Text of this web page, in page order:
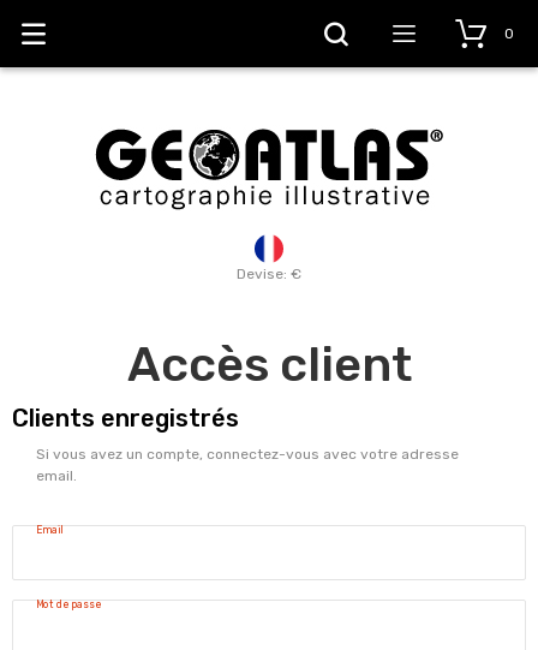
Devise: €
0
Accès client
Clients enregistrés
Si vous avez un compte, connectez-vous avec votre adresse
email.
Email
Mot de passe